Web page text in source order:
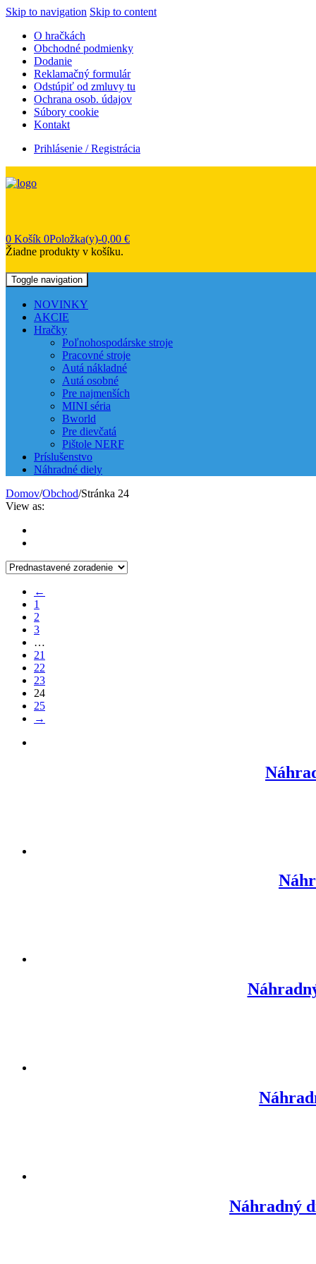
Skip to navigation Skip to content
O hračkách
Obchodné podmienky
Dodanie
Reklamačný formulár
Odstúpiť od zmluvy tu
Ochrana osob. údajov
Súbory cookie
Kontakt
Prihlásenie / Registrácia
0 Košík 0Položka(y)-0,00 €
Žiadne produkty v košíku.
Toggle navigation
NOVINKY
AKCIE
Hračky
Poľnohospodárske stroje
Pracovné stroje
Autá nákladné
Autá osobné
Pre najmenších
MINI séria
Bworld
Pre dievčatá
Pištole NERF
Príslušenstvo
Náhradné diely
Domov/Obchod/Stránka 24
View as:
←
1
2
3
…
21
22
23
24
25
→
Náhradný